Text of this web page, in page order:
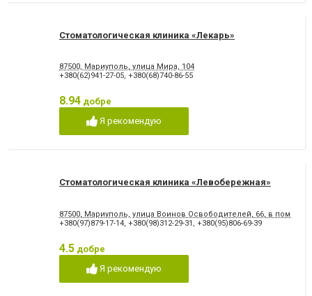
Стоматологическая клиника «Лекарь»
87500, Мариуполь, улица Мира, 104
+380(62)941-27-05, +380(68)740-86-55
8.94 добре
Я рекомендую
Стоматологическая клиника «Левобережная»
87500, Мариуполь, улица Воинов Освободителей, 66, в
+380(97)879-17-14, +380(98)312-29-31 , +380(95)806-69-39
4.5 добре
Я рекомендую